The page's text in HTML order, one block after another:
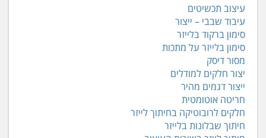
עיצוב תכשיטים
עיבוד שבבי – ייצור
סימון ברקוד בלייזר
סימון בלייזר על מתכות
מסור דיסק
יצור חלקים למודלים
ייצור דגמים מהיר
חריטה אוטומטית
חלקים לרובוטיקה בחיתוך לייזר
חיתוך שבלונות בלייזר